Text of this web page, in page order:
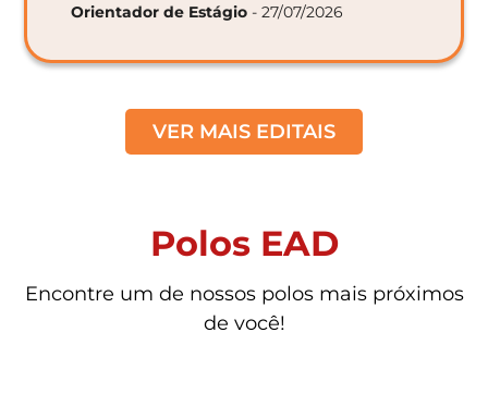
Orientador de Estágio - 27/07/2026
VER MAIS EDITAIS
Polos EAD
Encontre um de nossos polos mais próximos
de você!